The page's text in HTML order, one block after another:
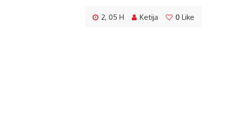
2, 05 H Ketija 0 Like